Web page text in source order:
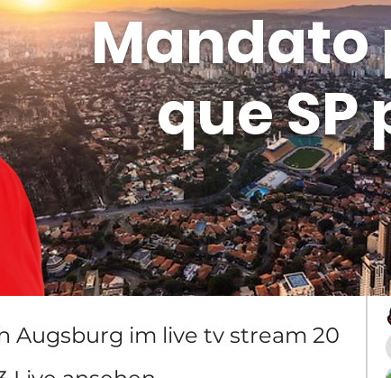
Membros Sobre
Augsburg im live tv stream 20
Mandato
que